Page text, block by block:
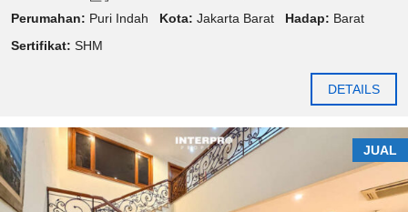
Perumahan: Puri Indah Kota: Jakarta Barat Hadap: Barat
Sertifikat: SHM
DETAILS
JUAL